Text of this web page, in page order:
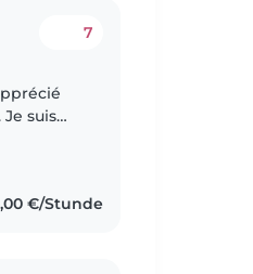
7
Je suis
€/Stunde